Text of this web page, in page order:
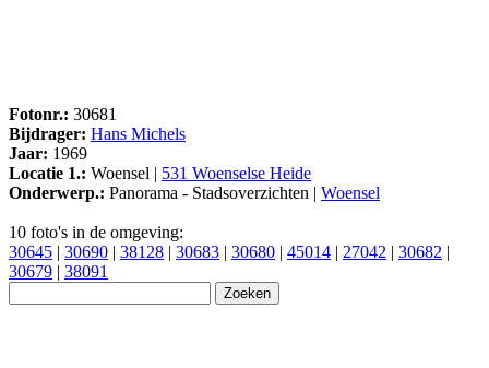
Fotonr.: 30681
Bijdrager: Hans Michels
Jaar: 1969
Locatie 1.: Woensel | 531 Woenselse Heide
Onderwerp.: Panorama - Stadsoverzichten | Woensel
10 foto's in de omgeving:
30645 | 30690 | 38128 | 30683 | 30680 | 45014 | 27042 | 30682 |
30679 | 38091